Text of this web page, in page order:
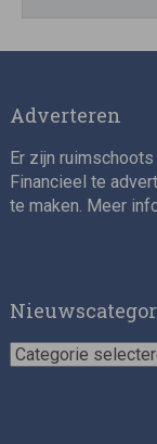
Director,
Adverteren
Er zijn
Financieel te
te maken. Meer
Nieuwscategorieën